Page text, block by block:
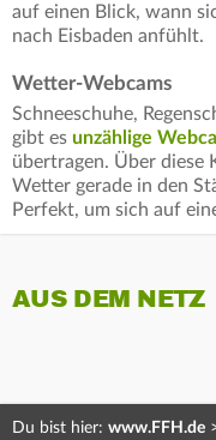
auf einen Blick, wann
nach Eisbaden anfühlt.
Wetter-Webcams
Schneeschuhe,
gibt es unzählige
übertragen. Über diese
Wetter gerade in den
Perfekt, um sich auf
AUS DEM NETZ
Du bist hier: www.FFH.de